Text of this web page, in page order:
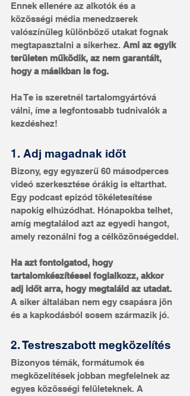
Ennek ellenére az alkotók és a
közösségi média menedzserek
valószínűleg különböző utakat fognak
megtapasztalni a sikerhez. Ami az egyik
területen működik, az nem garantált,
hogy a másikban is fog.
Ha Te is szeretnél tartalomgyártóvá
válni, íme a legfontosabb tudnivalók a
kezdéshez!
1. Adj magadnak időt
Bizony, egy egyszerű 60 másodperces
videó szerkesztése órákig is eltarthat.
Egy podcast epizód tökéletesítése
napokig elhúzódhat. Hónapokba telhet,
amíg megtalálod azt az egyedi hangot,
amely rezonálni fog a célközönségeddel.
Ha azt fontolgatod, hogy
tartalomkészítéssel foglalkozz, akkor
adj időt arra, hogy megtaláld az utadat.
A siker általában nem egy csapásra jön
és a kapkodásból sosem származik jó.
2. Testreszabott megközelítés
Bizonyos témák, formátumok és
megközelítések jobban megfelelnek az
egyes közösségi felületeknek. A